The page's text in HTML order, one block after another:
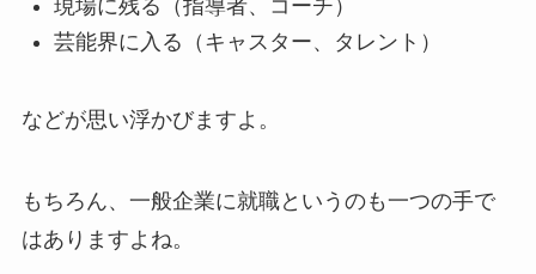
現場に残る（指導者、コーチ）
芸能界に入る（キャスター、タレント）
などが思い浮かびますよ。
もちろん、一般企業に就職というのも一つの手で
はありますよね。